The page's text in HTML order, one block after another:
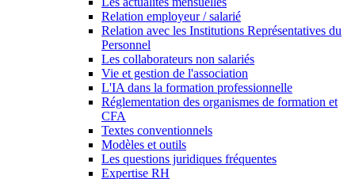
Relation employeur / salarié
Relation avec les Institutions Représentatives du
Personnel
Les collaborateurs non salariés
Vie et gestion de l'association
L'IA dans la formation professionnelle
Réglementation des organismes de formation et
CFA
Textes conventionnels
Modèles et outils
Les questions juridiques fréquentes
Expertise RH